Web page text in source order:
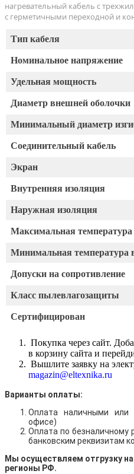
нагревательный кабель с
с герметичными переходной и
Тип кабеля
Номинальное напряжение
Удельная мощность
Диаметр внешней оболочки
Минимальный диаметр
Соединительный кабель
Экран
Внутренняя изоляция
Наружная изоляция
Максимальная температура
Минимальная температура
Допуски на сопротивление
Класс пылевлагозащиты
Сертифицирован
Покупка через сайт.
в корзину сайта и
Вышлите заявку на
magazin@eltexnika.ru
Варианты оплаты:
Оплата наличными или
офисе)
Оплата по безналичному
банковским реквизитам
Мы осуществляем отгрузку
регионы РФ.